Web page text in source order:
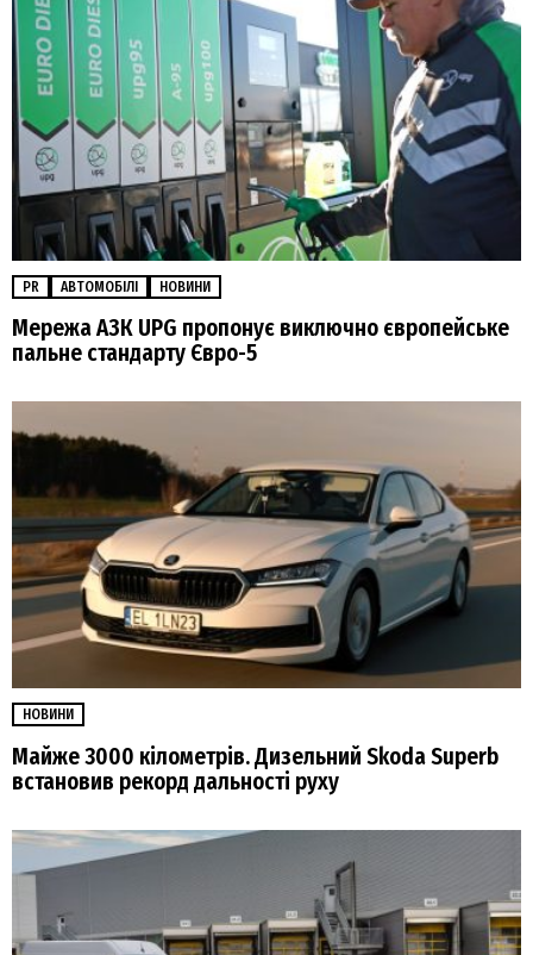
PR АВТОМОБІЛІ НОВИНИ
Мережа АЗК UPG пропонує виключно європейське
пальне стандарту Євро-5
НОВИНИ
Майже 3000 кілометрів. Дизельний Skoda Superb
встановив рекорд дальності руху